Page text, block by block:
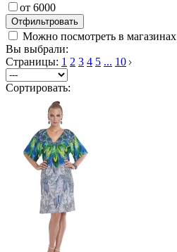
от 6000
Можно посмотреть в магазинах
Вы выбрали:
Страницы: 1 2 3 4 5 ... 10
Сортировать: